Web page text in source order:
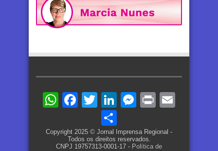
WhatsApp
Facebook
TwitterLinkedIn
Messenger
Print
Copyright 2025 © Jornal Imprensa Regional -
Todos os direitos reservados.
CNPJ 19757313-0001-17 - Política de